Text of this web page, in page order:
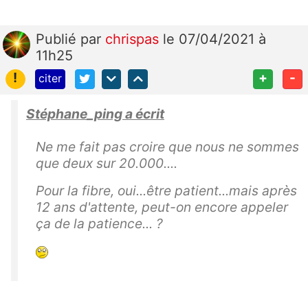
Publié par chrispas le 07/04/2021 à
11h25
!
citer + -
Stéphane_ping a écrit
Ne me fait pas croire que nous ne sommes
que deux sur 20.000....
Pour la fibre, oui...être patient...mais après
12 ans d'attente, peut-on encore appeler
ça de la patience... ?